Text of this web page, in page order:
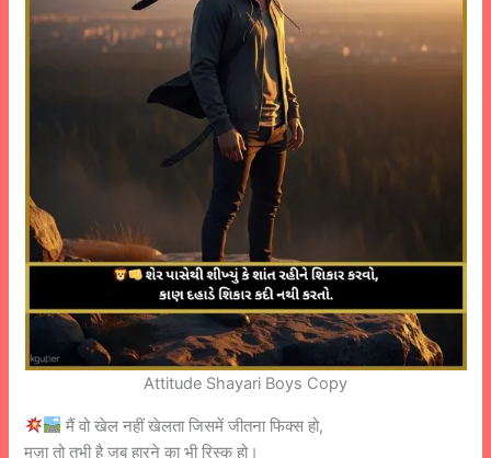
Attitude Shayari Boys Copy
मैं वो खेल नहीं खेलता जिसमें जीतना फिक्स हो,
मज़ा तो तभी है जब हारने का भी रिस्क हो।